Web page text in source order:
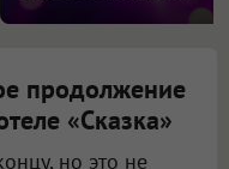
продолжение
«Сказка»
но это не